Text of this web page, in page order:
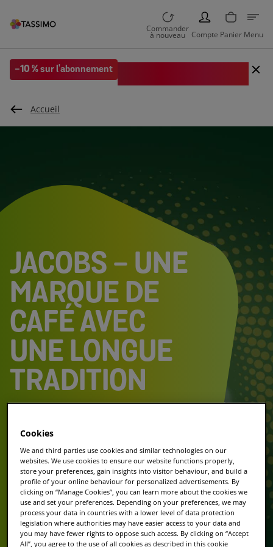
Commander
à nouveau
PERSON
Compte Panier Menu
-10 % sur l'abonnement
Accueil
JACOBS - UNE
MARQUE DE
CAFÉ AVEC
UNE LONGUE
TRADITION
Nous sommes heureux de vous proposer
le café jacobs. Jetez un coup d’œil à ce café
de qualité et découvrez ces produits dans
le style TASSIMO.
Acheter des T DISCs
Cookies
We and third parties use cookies and similar technologies on our
websites. We use cookies to ensure our website functions properly,
store your preferences, gain insights into visitor behaviour, and build a
profile of your online behaviour for personalized advertisements. By
clicking on “Manage Cookies”, you can learn more about the cookies we
use and set your preferences. Depending on your preferences, we may
process your data in countries with a lower level of data protection
legislation where authorities may have easier access to your data and
you may have fewer rights to oppose such access. By clicking on “Accept
All”, you agree to the use of all cookies as described in this cookie